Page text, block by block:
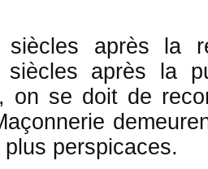
siècles après la
siècles après la
on se doit de
perspicaces.